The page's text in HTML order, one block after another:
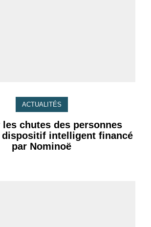
ACTUALITÉS
les chutes des personnes
dispositif intelligent financé
par Nominoë